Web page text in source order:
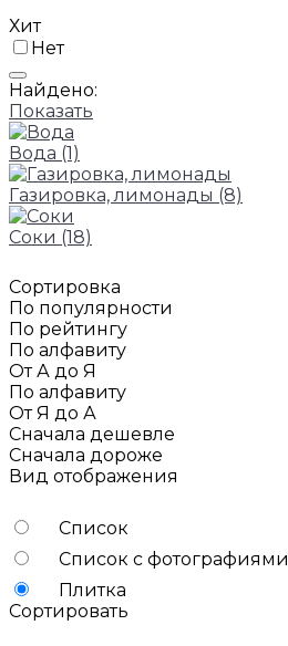
Хит
Нет
Найдено:
Показать
Вода (1)
Газировка, лимонады (8)
Соки (18)
Сортировка
По популярности
По рейтингу
По алфавиту
От А до Я
По алфавиту
От Я до А
Сначала дешевле
Сначала дороже
Вид отображения
Список
Список с фотографиями
Плитка
Сортировать